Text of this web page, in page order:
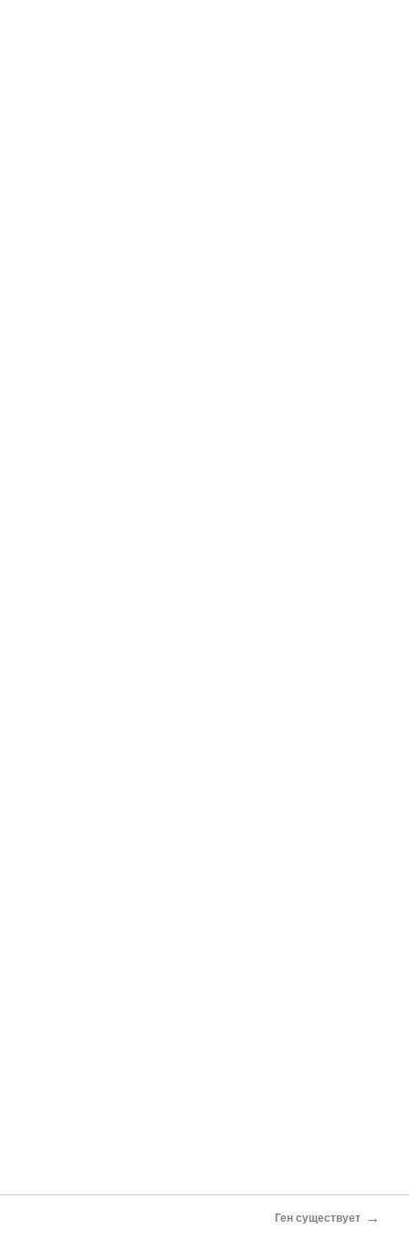
Ген существует →